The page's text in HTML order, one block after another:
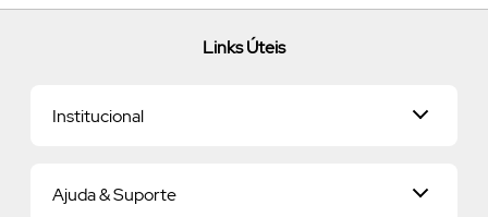
Links Úteis
Institucional
Nossa História
Ajuda & Suporte